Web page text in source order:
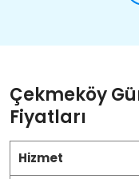
Çekmeköy
Fiyatları
Hizmet